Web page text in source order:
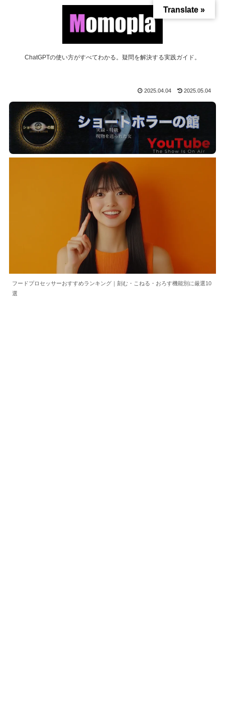
ChatGPTの使い方がすべてわかる。疑問を解決する実践ガイド。
2025.04.04 2025.05.04
フードプロセッサーおすすめランキング｜刻む・こねる・おろす機能別に厳選10
選
Translate »